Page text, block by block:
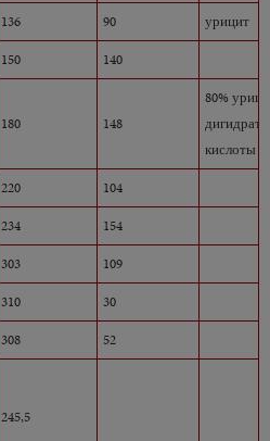
136 90
урицит
150 140
180 148
80%
дигидрат
кислоты
220
104
234
154
303
109
310
30
308
52
245,5